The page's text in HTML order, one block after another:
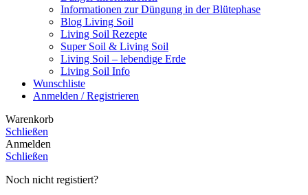
Informationen zur Düngung in der Blütephase
Blog Living Soil
Living Soil Rezepte
Super Soil & Living Soil
Living Soil – lebendige Erde
Living Soil Info
Wunschliste
Anmelden / Registrieren
Warenkorb
Schließen
Anmelden
Schließen
Noch nicht registiert?